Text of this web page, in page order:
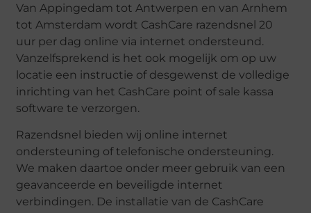
Van Appingedam tot Antwerpen en van Arnhem
tot Amsterdam wordt CashCare razendsnel 20
uur per dag online via internet ondersteund.
Vanzelfsprekend is het ook mogelijk om op uw
locatie een instructie of desgewenst de volledige
inrichting van het CashCare point of sale kassa
software te verzorgen.
Razendsnel bieden wij online internet
ondersteuning of telefonische ondersteuning.
We maken daartoe onder meer gebruik van een
geavanceerde en beveiligde internet
verbindingen. De installatie van de CashCare